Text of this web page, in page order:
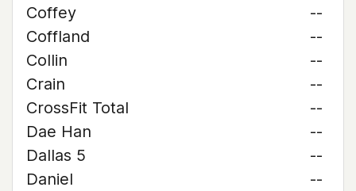
Coffey
--
Coffland
--
Collin
--
Crain
--
CrossFit Total
--
Dae Han
--
Dallas 5
--
Daniel
--